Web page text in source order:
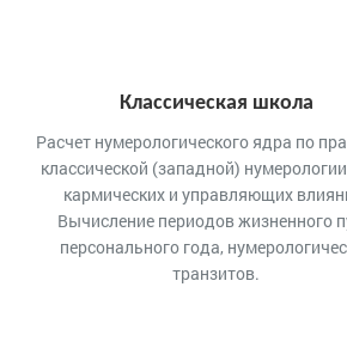
Классическая школа
Расчет нумерологического ядра по
классической (западной)
кармических и управляющих
Вычисление периодов жизненного
персонального года,
транзитов.